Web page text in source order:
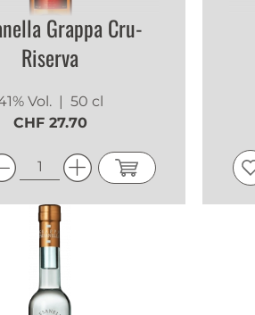
Grappa Cru-
Riserva
Vol. | 50 cl
CHF 27.70